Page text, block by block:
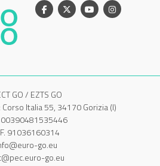
Facebook
X YoutubeInstagram
GO / EZTS GO
Italia 55, 34170 Gorizia (I)
00390481535446
91036160314
go.eu
go.eu